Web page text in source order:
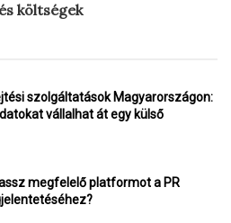
költségek
szolgáltatások Magyarországon:
vállalhat át egy külső
megfelelő platformot a PR